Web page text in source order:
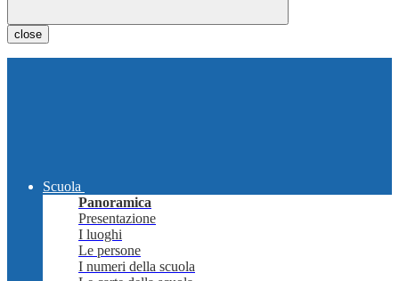
close
Scuola
Panoramica
Presentazione
I luoghi
Le persone
I numeri della scuola